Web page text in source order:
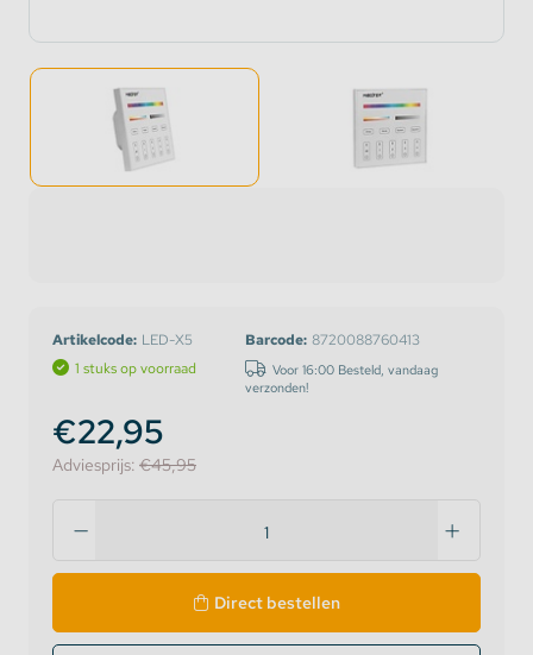
Artikelcode: LED-X5 Barcode: 8720088760413
1 stuks op voorraad
Voor 16:00 Besteld, vandaag
verzonden!
€22,95
Adviesprijs: €45,95
Direct bestellen